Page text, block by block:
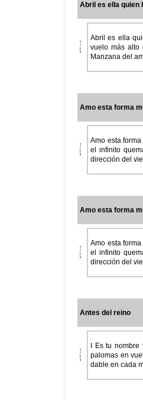
Abril es ella quien
Abril es ella
vuelo más alto
Manzana del
Amo esta forma
Amo esta
el infinito
dirección del
Amo esta forma
Amo esta
el infinito
dirección del
Antes del reino
I Es tu
palomas en
dable en cada